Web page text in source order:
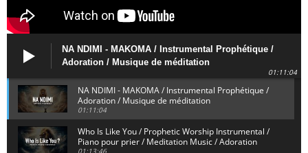
NA NDIMI - MAKOMA / Instrumental Prophétique /
Adoration / Musique de méditation
01:11:04
NA NDIMI - MAKOMA / Instrumental Prophétique /
Adoration / Musique de méditation
01:11:04
Who Is Like You / Prophetic Worship Instrumental /
Piano pour prier / Meditation Music / Adoration
01:13:46